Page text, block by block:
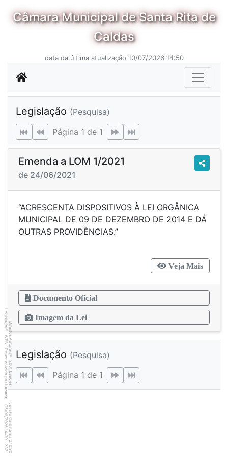
Câmara Municipal de Santa Rita de
Caldas
data da última atualização 10/07/2026 14:50
Legislação (Pesquisa)
Página 1 de 1
Emenda a LOM 1/2021
de 24/06/2021
“ACRESCENTA DISPOSITIVOS À LEI ORGÂNICA
MUNICIPAL DE 09 DE DEZEMBRO DE 2014 E DÁ
OUTRAS PROVIDÊNCIAS.”
Veja Mais
Documento Oficial
Imagem da Lei
Legislação (Pesquisa)
Página 1 de 1
Direitos Autorais
©
2001
Lancer
Legislador
®
WEB - Desenvolvido por
Lancer
versão do sistema 2.10.20
2
3
7
-
4
:3
9
0
5
/
0
6
/
2
0
2
6